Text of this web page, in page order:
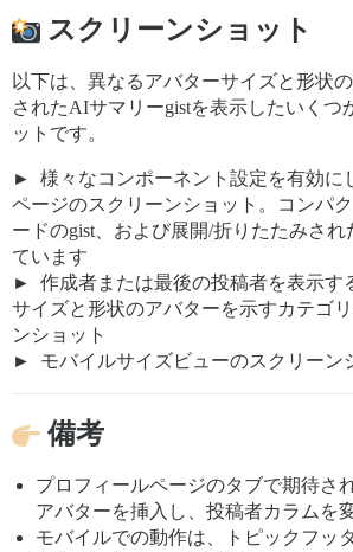
スクリーンショット
以下は、異なるアバターサイズと形状
されたAIサマリーgistを表示したいくつ
ットです。
様々なコンポーネント設定を有効に
ページのスクリーンショット。コンパ
ードのgist、および展開/折りたたみさ
ています
作成者または最後の投稿者を表示す
サイズと形状のアバターを示すカテゴ
ンショット
モバイルサイズビューのスクリーン
備考
プロフィールページのタブで期待さ
アバターを挿入し、投稿者カラムを
モバイルでの動作は、トピックフッ